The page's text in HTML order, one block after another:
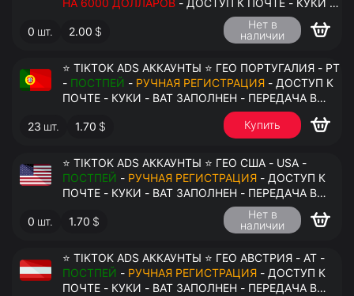
НА 6000 ДОЛЛАРОВ - ДОСТУП К ПОЧТЕ - КУКИ -
ВАТ ЗАПОЛНЕН - ПЕРЕДАЧА В АНТИДЕТЕКТ
0 шт. 2.00 $
Нет в
наличии
⭐ TIKTOK ADS АККАУНТЫ ⭐ ГЕО ПОРТУГАЛИЯ - PT
- ПОСТПЕЙ - РУЧНАЯ РЕГИСТРАЦИЯ
ПОЧТЕ - КУКИ - ВАТ ЗАПОЛНЕН - ПЕРЕДАЧА В
23 шт. 1.70 $ Купить
⭐ TIKTOK ADS АККАУНТЫ ⭐ ГЕО США - USA -
ПОСТПЕЙ - РУЧНАЯ РЕГИСТРАЦИЯ - ДОСТУП К
ПОЧТЕ - КУКИ - ВАТ ЗАПОЛНЕН - ПЕРЕДАЧА В
0 шт. 1.70 $
Нет в
наличии
⭐ TIKTOK ADS АККАУНТЫ ⭐ ГЕО АВСТРИЯ - AT -
ПОСТПЕЙ - РУЧНАЯ РЕГИСТРАЦИЯ - ДОСТУП К
ПОЧТЕ - КУКИ - ВАТ ЗАПОЛНЕН - ПЕРЕДАЧА В